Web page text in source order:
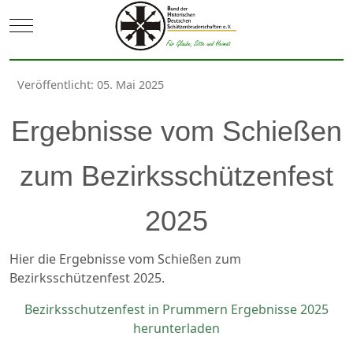
Mobile Menu Toggle
Veröffentlicht: 05. Mai 2025
Ergebnisse vom Schießen
zum Bezirksschützenfest
2025
Hier die Ergebnisse vom Schießen zum
Bezirksschützenfest 2025.
Bezirksschutzenfest in Prummern Ergebnisse 2025
herunterladen